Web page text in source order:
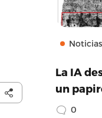
Noticias
La IA
un
0